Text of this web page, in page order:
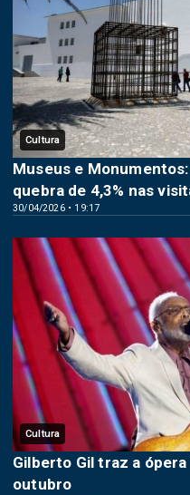
Cultura
30/04/2026 • 19:17
Museus e
quebra de 4,3% nas
Cultura
Gilberto Gil traz a
outubro